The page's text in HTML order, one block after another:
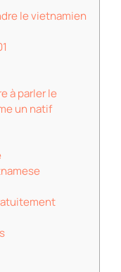
le vietnamien
à parler le
un natif